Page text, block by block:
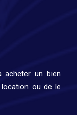
acheter un bien
ou de le